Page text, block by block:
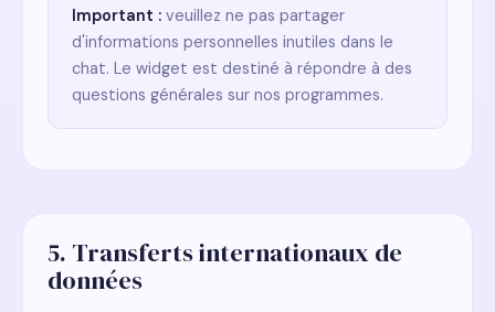
Important : veuillez ne pas partager
d'informations personnelles inutiles dans le
chat. Le widget est destiné à répondre à des
questions générales sur nos programmes.
5. Transferts internationaux de
données